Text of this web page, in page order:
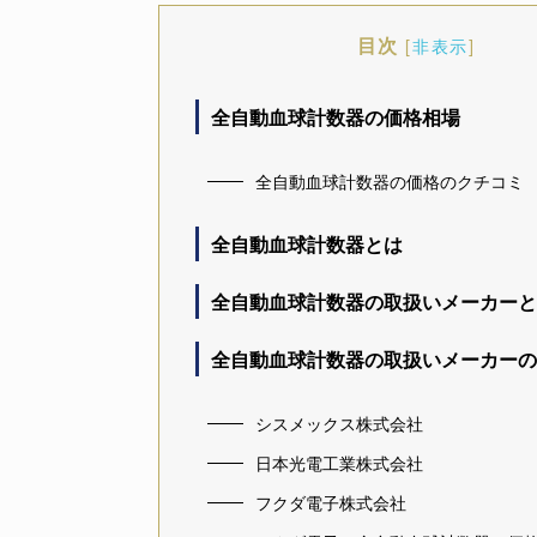
目次 [非表示]
全自動血球計数器の価格相場
全自動血球計数器の価格のクチコミ
全自動血球計数器とは
全自動血球計数器の取扱いメーカー
全自動血球計数器の取扱いメーカー
シスメックス株式会社
日本光電工業株式会社
フクダ電子株式会社